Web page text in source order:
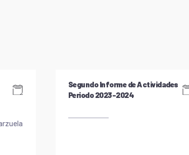
Segundo Informe de Actividades
Periodo 2023-2024